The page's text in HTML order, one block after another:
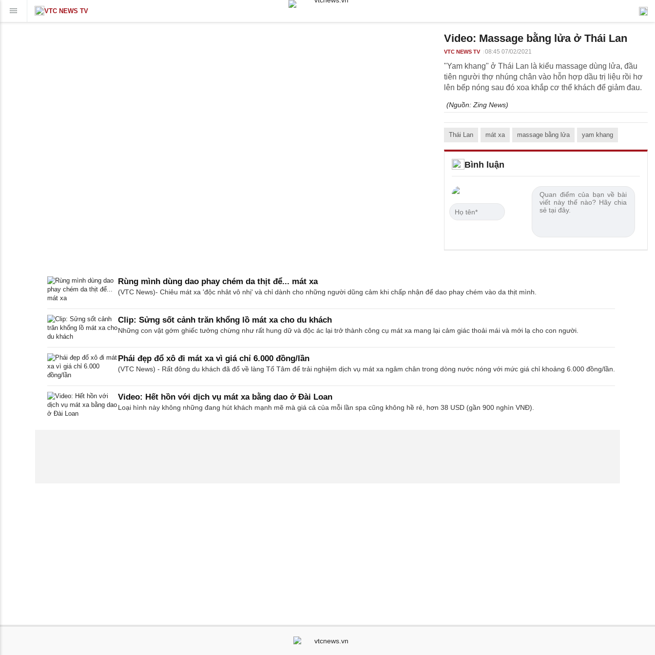
VTC NEWS TV
Video: Massage bằng lửa ở Thái Lan
VTC NEWS TV 08:45 07/02/2021
"Yam khang" ở Thái Lan là kiểu massage dùng lửa, đầu
tiên người thợ nhúng chân vào hỗn hợp dầu trị liệu rồi hơ
lên bếp nóng sau đó xoa khắp cơ thể khách để giảm đau.
(Nguồn: Zing News)
Thái Lan mát xa massage bằng lửa yam khang
Bình luận
Rùng mình dùng dao phay chém da thịt để... mát xa
(VTC News)- Chiêu mát xa 'độc nhât vô nhị' và chỉ dành cho những người dũng cảm khi chấp nhận để dao phay chém vào da thịt mình.
Clip: Sửng sốt cảnh trăn khổng lồ mát xa cho du khách
Những con vật gớm ghiếc tưởng chừng như rất hung dữ và độc ác lại trở thành công cụ mát xa mang lại cảm giác thoải mái và mới lạ cho con người.
Phái đẹp đổ xô đi mát xa vì giá chỉ 6.000 đồng/lần
(VTC News) - Rất đông du khách đã đổ về làng Tố Tâm để trải nghiệm dịch vụ mát xa ngâm chân trong dòng nước nóng với mức giá chỉ khoảng 6.000 đồng/lần.
Video: Hết hồn với dịch vụ mát xa bằng dao ở Đài Loan
Loại hình này không những đang hút khách mạnh mẽ mà giá cả của mỗi lần spa cũng không hề rẻ, hơn 38 USD (gần 900 nghìn VNĐ).